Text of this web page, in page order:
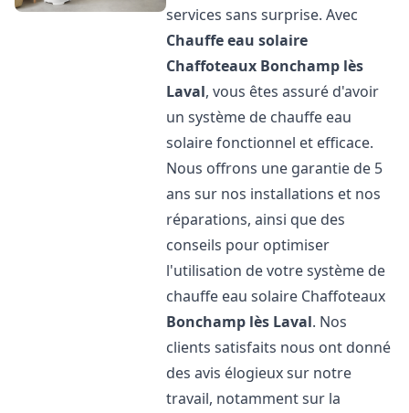
services sans surprise. Avec
Chauffe eau solaire
Chaffoteaux Bonchamp lès
Laval, vous êtes assuré d'avoir
un système de chauffe eau
solaire fonctionnel et efficace.
Nous offrons une garantie de 5
ans sur nos installations et nos
réparations, ainsi que des
conseils pour optimiser
l'utilisation de votre système de
chauffe eau solaire Chaffoteaux
Bonchamp lès Laval. Nos
clients satisfaits nous ont donné
des avis élogieux sur notre
travail, notamment sur la